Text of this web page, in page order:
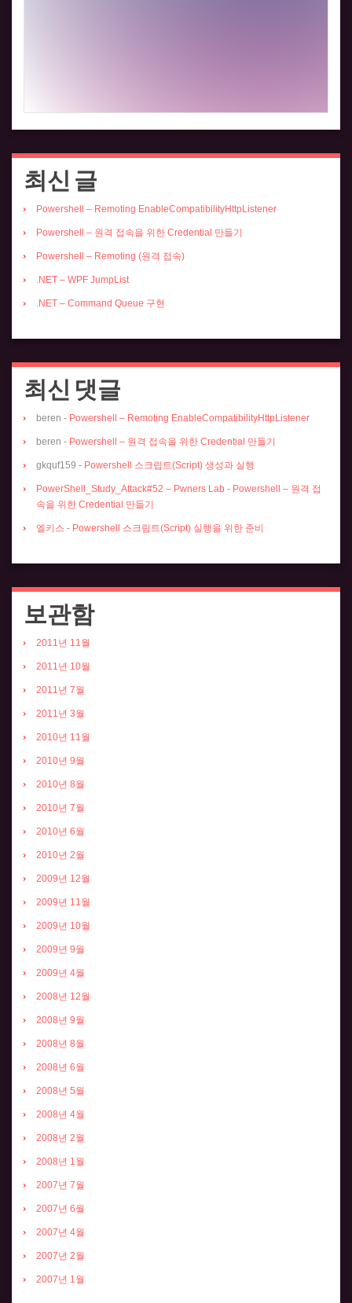
최신 글
Powershell – Remoting EnableCompatibilityHttpListener
Powershell – 원격 접속을 위한 Credential 만들기
Powershell – Remoting (원격 접속)
.NET – WPF JumpList
.NET – Command Queue 구현
최신 댓글
beren - Powershell – Remoting EnableCompatibilityHttpListener
beren - Powershell – 원격 접속을 위한 Credential 만들기
gkquf159 - Powershell 스크립트(Script) 생성과 실행
PowerShell_Study_Attack#52 – Pwners Lab - Powershell – 원격 접
속을 위한 Credential 만들기
엘키스 - Powershell 스크립트(Script) 실행을 위한 준비
보관함
2011년 11월
2011년 10월
2011년 7월
2011년 3월
2010년 11월
2010년 9월
2010년 8월
2010년 7월
2010년 6월
2010년 2월
2009년 12월
2009년 11월
2009년 10월
2009년 9월
2009년 4월
2008년 12월
2008년 9월
2008년 8월
2008년 6월
2008년 5월
2008년 4월
2008년 2월
2008년 1월
2007년 7월
2007년 6월
2007년 4월
2007년 2월
2007년 1월